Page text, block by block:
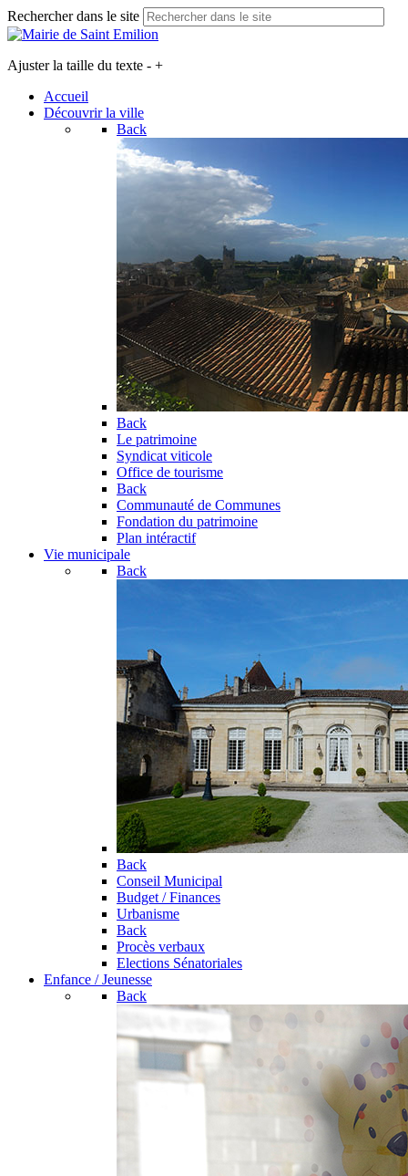
Rechercher dans le site
Ajuster la taille du texte - +
Accueil
Découvrir la ville
Back
Back
Le patrimoine
Syndicat viticole
Office de tourisme
Back
Communauté de Communes
Fondation du patrimoine
Plan intéractif
Vie municipale
Back
Back
Conseil Municipal
Budget / Finances
Urbanisme
Back
Procès verbaux
Elections Sénatoriales
Enfance / Jeunesse
Back